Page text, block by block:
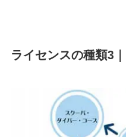
ライセンスの種類3｜